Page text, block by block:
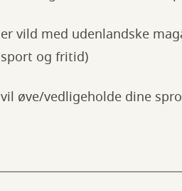
er vild med udenlandske
sport og fritid)
vil øve/vedligeholde dine